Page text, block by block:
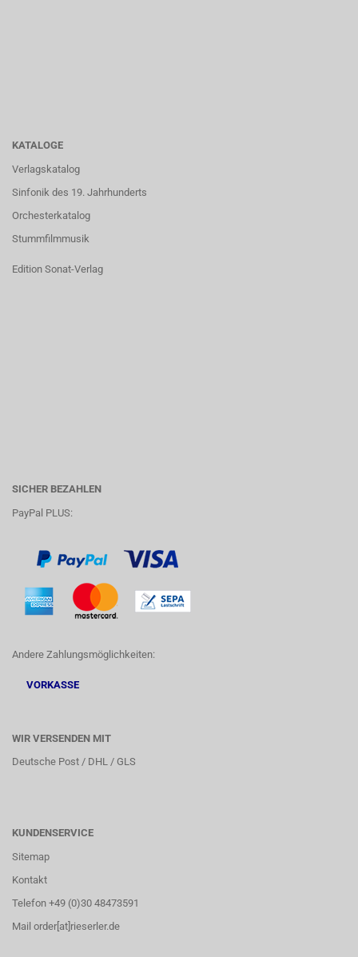
KATALOGE
Verlagskatalog
Sinfonik des 19. Jahrhunderts
Orchesterkatalog
Stummfilmmusik
Edition Sonat-Verlag
SICHER BEZAHLEN
PayPal PLUS:
Andere Zahlungsmöglichkeiten:
VORKASSE
WIR VERSENDEN MIT
Deutsche Post / DHL / GLS
KUNDENSERVICE
Sitemap
Kontakt
Telefon +49 (0)30 48473591
Mail order[at]rieserler.de